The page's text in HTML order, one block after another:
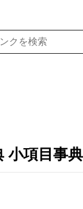
小項目事典